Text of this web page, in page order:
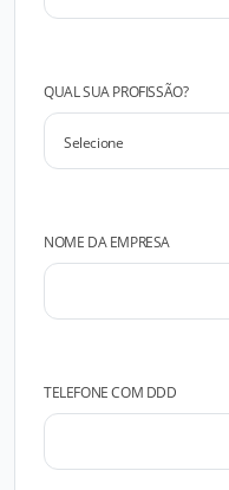
QUAL SUA PROFISSÃO?
NOME DA EMPRESA
TELEFONE COM DDD